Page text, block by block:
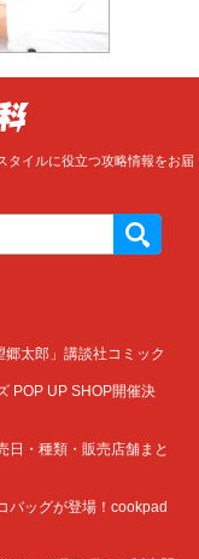
タイルに役立つ攻略情報をお届
郷太郎」講談社コミック
POP UP SHOP開催決
日・種類・販売店舗まと
バッグが登場！cookpad